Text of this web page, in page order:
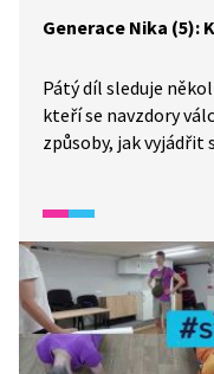
Generace Nika (5):
Pátý díl sleduje
kteří se navzdory
způsoby, jak vyjádřit
Viktorie trénuje
o ztrátě tanečního
raketa. Děti při
hru i emoce jako
scény podlehne
jak těžké je žít s